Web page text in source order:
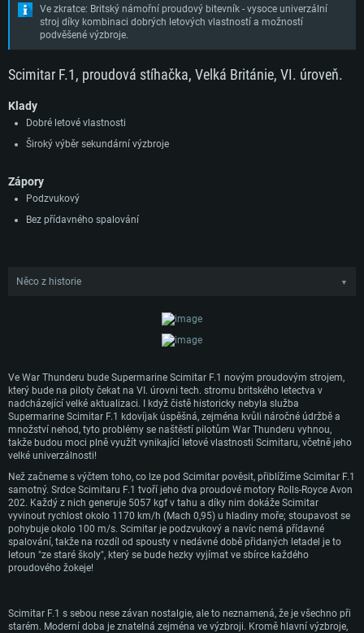
Ve zkratce: Britský námořní proudový bitevník - vysoce univerzální
stroj díky kombinaci dobrých letových vlastností a možností
podvěšené výzbroje.
Scimitar F.1, proudová stíhačka, Velká Británie, VI. úroveň.
Klady
Dobré letové vlastnosti
Široký výběr sekundární výzbroje
Zápory
Podzvukový
Bez přídavného spalování
Něco z historie ▼
koncem 40. let, kdy začali konstruktéři firmy Supermarine pracovat na vývoji
bezpodvozkové námořní proudové stíhačky dle specifikací vydaných
bylo ale bylo upuštěno od konceptu bezpodvozkového stroje a letoun byl
překlasifikován jako bitevník do nízkých výšek a královské námořnictvo v roce
1954 objednalo sto letadel dle posledního prototypu - typu 544. Prototyp typ
544 poprvé vzlétl v lednu 1956 a první sériový Scimitar pak z výrobní linky sjel o
rok později, v roce 1957.
Scimitar byl zařazen do výzbroje letectva královského námořnictva (Fleet Air
Arm) v roce 1957. Protože ale byly tehdejší letadlové lodě královského
námořnictva poměrně malé a Scimitar byl relativně velký, vedlo to k zvýšení
počtu nehod, což se se Scimitarem táhlo po celou dobu jeho služby. Kromě
toho byl Scimitar náročný na údržbu a servis, což dále snižovalo jeho
popularitu mezi posádkami.
Supermarine Scimitar tak byl ve výzbroji FAA jen poměrně krátkou dobu, než
byl v roce 1966 nadobro vyřazen ze služby. Od té doby se Scimitary používaly k
výcviku, než v roce 1970 došlo k jejich úplnému vyřazení. Celkem bylo vyrobeno
76 Scimitarů, z nichž 39 bylo odepsáno kvůli různým nehodám.
Ve War Thunderu bude Supermarine Scimitar F.1 novým proudovým strojem,
který bude na piloty čekat na VI. úrovni tech. stromu britského letectva v
nadcházející velké aktualizaci. I když čistě historicky nebyla služba
Supermarine Scimitar F.1 kdovíjak úspěšná, zejména kvůli náročné údržbě a
množství nehod, tyto problémy se naštěstí pilotům War Thunderu vyhnou,
takže budou moci plně využít vynikající letové vlastnosti Scimitaru, včetně jeho
velké univerzálnosti!
Než začneme s výčtem toho, co lze pod Scimitar pověsit, přiblížíme Scimitar F.1
samotný. Srdce Scimitaru F.1 tvoří jeho dva proudové motory Rolls-Royce Avon
202. Každý z nich generuje 5057 kgf v tahu a díky nim dokáže Scimitar
vyvinout rychlost okolo 1170 km/h (Mach 0,95) u hladiny moře; stoupavost se
pohybuje okolo 100 m/s. Scimitar je podzvukový a navíc nemá přídavné
spalování, takže na rozdíl od spousty v nedávné době přidaných letadel je to
letoun "ze staré školy", který se bude hezky vyjímat ve sbírce každého
proudového žokeje!
Scimitar F.1 s sebou nese závan nostalgie, ale to neznamená, že je všechno při
starém. Moderní doba je znatelná zejména ve výzbroji. Kromě hlavní výzbroje,